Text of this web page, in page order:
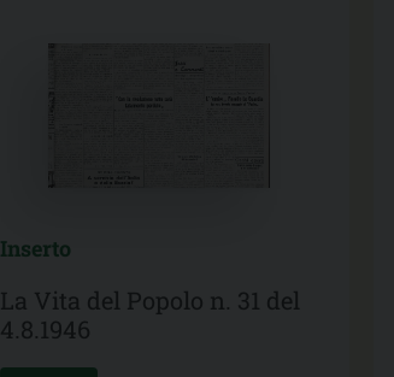
Inserto
La Vita del Popolo n. 31 del
4.8.1946